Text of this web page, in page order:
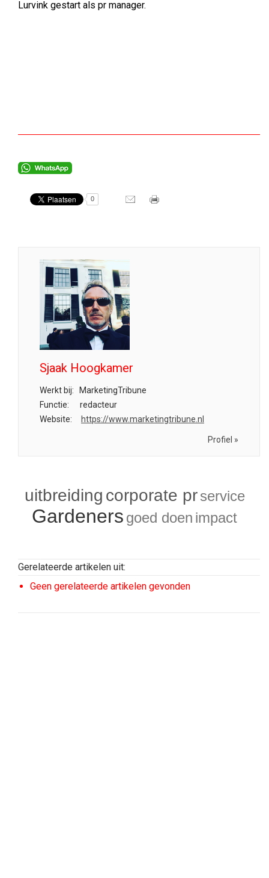
Lurvink gestart als pr manager.
0
Sjaak Hoogkamer
Werkt bij:
MarketingTribune
Functie:
redacteur
Website:
https://www.marketingtribune.nl
Profiel »
uitbreiding corporate pr service
Gardeners goed doen impact
Gerelateerde artikelen uit:
Geen gerelateerde artikelen gevonden